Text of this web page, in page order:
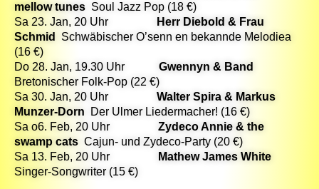
mellow tunes Soul Jazz Pop (18 €)
Sa 23. Jan, 20 Uhr
Herr Diebold & Frau
Schmid
Schwäbischer O’senn en bekannde Melodiea
(16 €)
Do 28. Jan, 19.30 Uhr Gwennyn & Band
Bretonischer Folk-Pop (22 €)
Sa 30. Jan, 20 Uhr Walter Spira & Markus
Munzer-Dorn Der Ulmer Liedermacher! (16 €)
Sa o6. Feb, 20 Uhr Zydeco Annie & the
swamp cats Cajun- und Zydeco-Party (20 €)
Sa 13. Feb, 20 Uhr
Mathew James White
Singer-Songwriter (15 €)